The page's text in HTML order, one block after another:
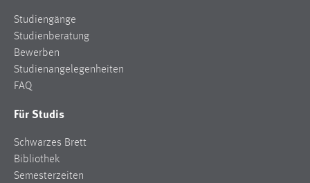
Studiengänge
Studienberatung
Bewerben
Studienangelegenheiten
FAQ
Für Studis
Schwarzes Brett
Bibliothek
Semesterzeiten
_fbp
Anbieter:
3 Monate